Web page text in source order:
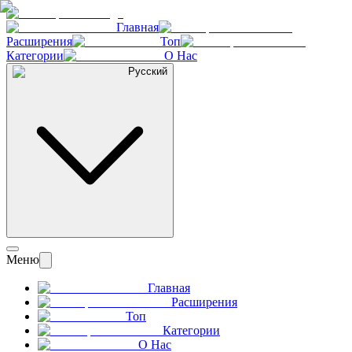
Главная
Расширения
Топ
Категории
О Нас
Русский
Меню
Главная
Расширения
Топ
Категории
О Нас